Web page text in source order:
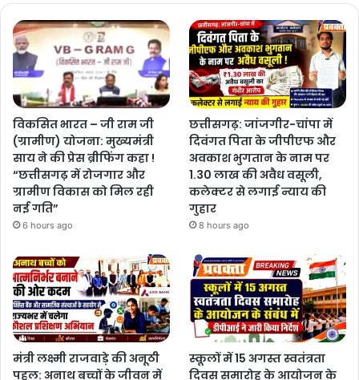
विकसित भारत – जी राम जी
(ग्रामीण) योजना: मुख्यमंत्री
साय ने की प्रेस ब्रीफिंग कहा !
“छत्तीसगढ़ में रोजगार और
ग्रामीण विकास को मिल रही
नई गति”
6 hours ago
छत्तीसगढ़: जांजगीर-चांपा में
दिवंगत पिता के जीपीएफ और
अवकाश भुगतान के नाम पर
1.30 लाख की अवैध वसूली,
कलेक्टर से लगाई न्याय की
गुहार
8 hours ago
मंत्री लक्ष्मी राजवाड़े की अनूठी
पहल: अनाथ बच्चों के जीवन में
स्कूलों में 15 अगस्त स्वतंत्रता
दिवस समारोह के आयोजन के